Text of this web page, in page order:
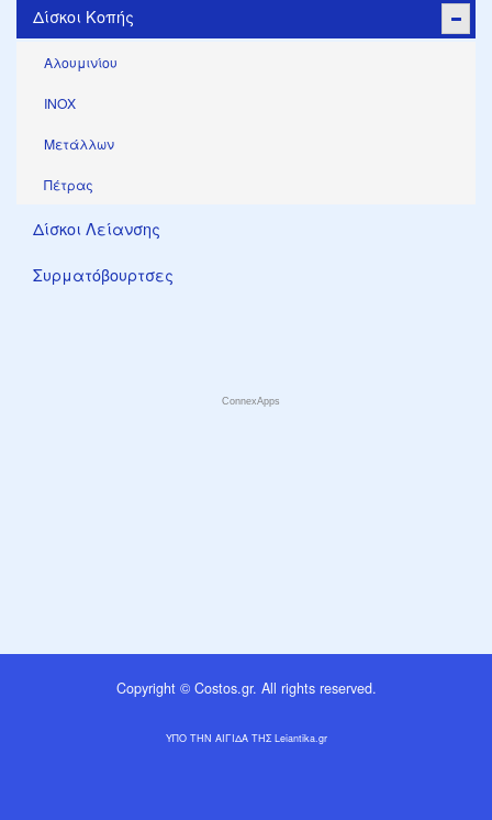
Δίσκοι Κοπής
Αλουμινίου
INOX
Μετάλλων
Πέτρας
Δίσκοι Λείανσης
Συρματόβουρτσες
ConnexApps
Copyright © Costos.gr. All rights reserved.
ΥΠΟ ΤΗΝ ΑΙΓΙΔΑ ΤΗΣ Leiantika.gr